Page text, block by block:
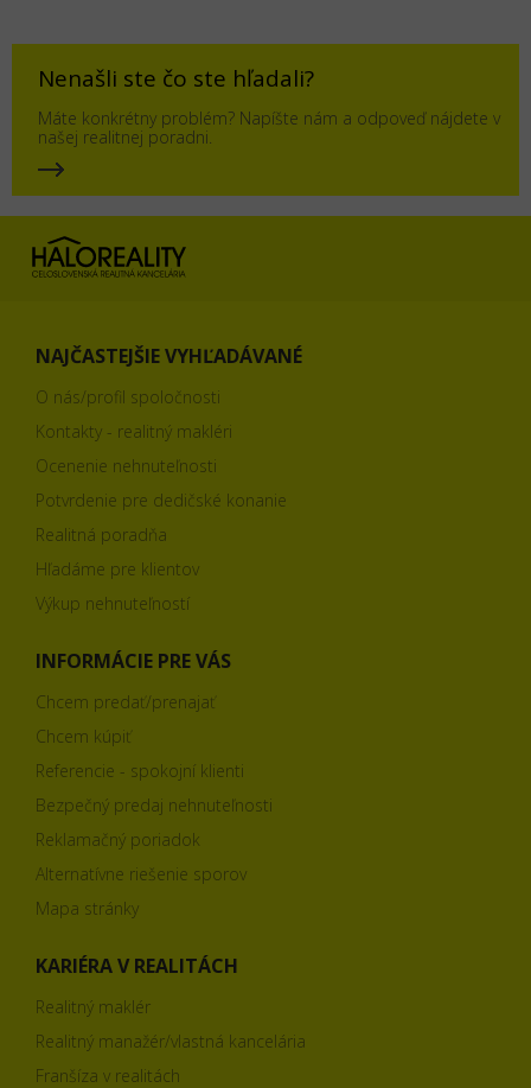
Nenašli ste čo ste hľadali?
Máte konkrétny problém? Napíšte nám a odpoveď nájdete v
našej realitnej poradni.
NAJČASTEJŠIE VYHĽADÁVANÉ
O nás/profil spoločnosti
Kontakty - realitný makléri
Ocenenie nehnuteľnosti
Potvrdenie pre dedičské konanie
Realitná poradňa
Hľadáme pre klientov
Výkup nehnuteľností
INFORMÁCIE PRE VÁS
Chcem predať/prenajať
Chcem kúpiť
Referencie - spokojní klienti
Bezpečný predaj nehnuteľnosti
Reklamačný poriadok
Alternatívne riešenie sporov
Mapa stránky
KARIÉRA V REALITÁCH
Realitný maklér
Realitný manažér/vlastná kancelária
Franšíza v realitách